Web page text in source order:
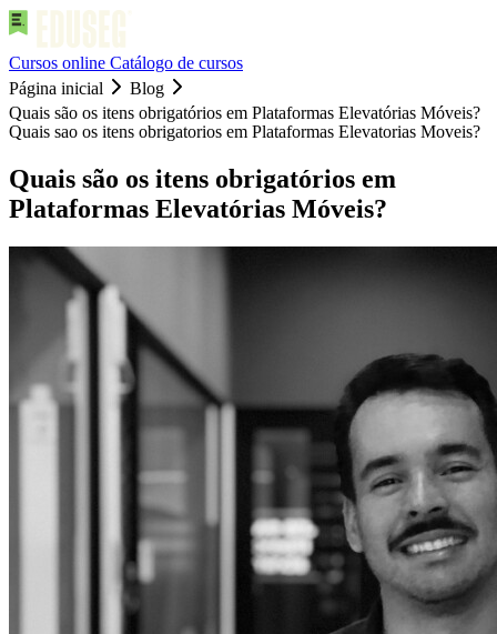
Cursos online Catálogo de cursos
Página inicial
Blog
Quais são os itens obrigatórios em Plataformas Elevatórias Móveis?
Quais sao os itens obrigatorios em Plataformas Elevatorias Moveis?
Quais são os itens obrigatórios em
Plataformas Elevatórias Móveis?